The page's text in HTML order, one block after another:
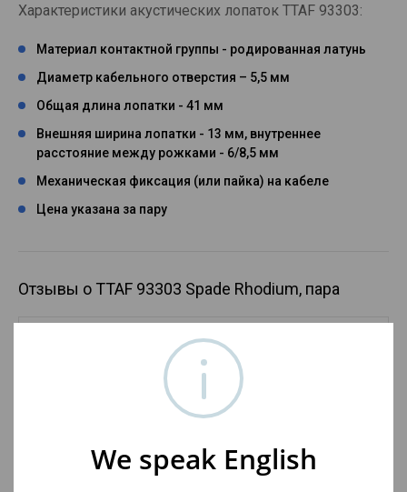
Характеристики акустических лопаток TTAF 93303:
Материал контактной группы - родированная латунь
Диаметр кабельного отверстия – 5,5 мм
Общая длина лопатки - 41 мм
Внешняя ширина лопатки - 13 мм, внутреннее
расстояние между рожками - 6/8,5 мм
Механическая фиксация (или пайка) на кабеле
Цена указана за пару
Отзывы о TTAF 93303 Spade Rhodium, пара
12 марта 2021
Очень высокое качество изготовления. Выглядят и
звучат очень богато.Удобные при
монтаже.РЕКОМЕНДУЮ 100%
We speak English